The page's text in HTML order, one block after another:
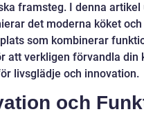
framsteg. I denna
det moderna köket och
som kombinerar
att verkligen förvandla din
livsglädje och innovation.
och